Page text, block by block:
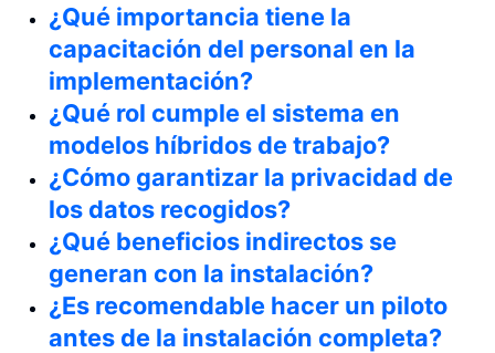
¿Qué importancia tiene la
capacitación del personal en la
implementación?
¿Qué rol cumple el sistema en
modelos híbridos de trabajo?
¿Cómo garantizar la privacidad de
los datos recogidos?
¿Qué beneficios indirectos se
generan con la instalación?
¿Es recomendable hacer un piloto
antes de la instalación completa?